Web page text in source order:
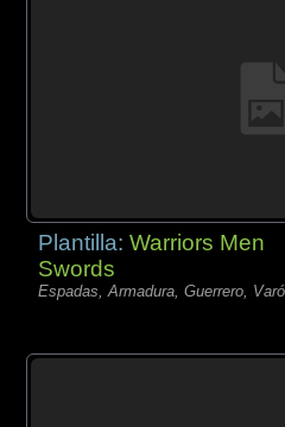
Plantilla:Warriors Men
Swords
Espadas, Armadura, Guerrero,